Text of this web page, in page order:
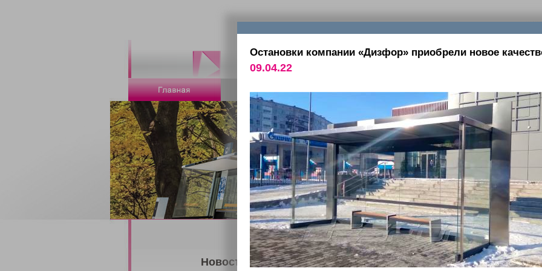
Новости
Остановки компании «Дизфор» приобрели новое
09.04.22